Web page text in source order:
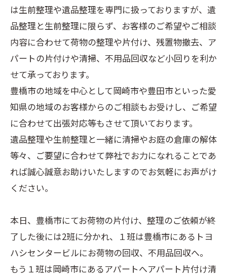
は生前整理や遺品整理を専門に扱っておりますが、遺
品整理と生前整理に限らず、お客様のご希望やご相談
内容に合わせて荷物の整理や片付け、残置物撤去、ア
パートの片付けや清掃、不用品回収など小回りを利か
せて承っております。
豊橋市の地域を中心として岡崎市や豊田市といった愛
知県の地域のお客様からのご相談もお受けし、ご希望
に合わせて出張対応等もさせて頂いております。
遺品整理や生前整理と一緒に清掃やお庭の倉庫の解体
等々、ご要望に合わせて弊社でお力になれることであ
れば誠心誠意お助けいたしますのでお気軽にお声がけ
ください。
本日、豊橋市にてお荷物の片付け、整理のご依頼が終
了した後には2班に分かれ、１班は豊橋市にあるトヨ
ハシセンタービルにお荷物の回収、不用品回収へ。
もう１班は岡崎市にあるアパートへアパート片付け清